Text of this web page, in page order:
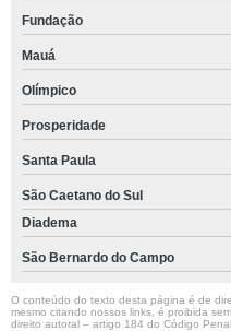
Fundação
Mauá
Olímpico
Prosperidade
Santa Paula
São Caetano do Sul
Diadema
São Bernardo do Campo
O conteúdo do texto desta página é de
mesmo citando nossos links, é proibida
direito autoral – artigo 184 do Código